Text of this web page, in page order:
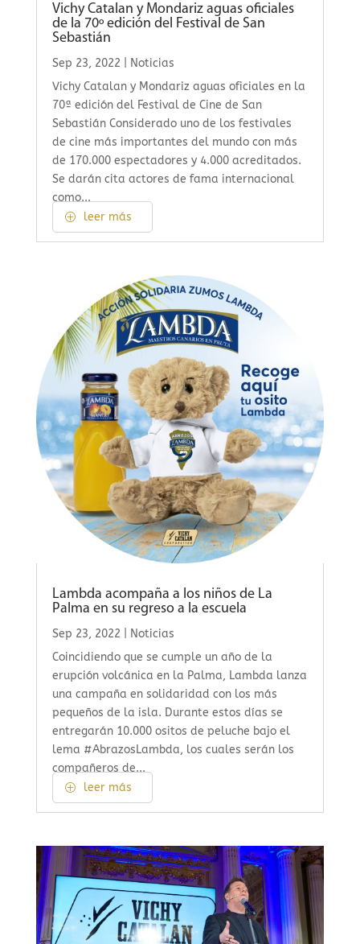
Vichy Catalan y Mondariz aguas oficiales
de la 70º edición del Festival de San
Sebastián
Sep 23, 2022
Noticias
Vichy Catalan y Mondariz aguas oficiales en la
70ª edición del Festival de Cine de San
Sebastián Considerado uno de los festivales
de cine más importantes del mundo con más
de 170.000 espectadores y 4.000 acreditados.
Se darán cita actores de fama internacional
como...
leer más
Lambda acompaña a los niños de La
Palma en su regreso a la escuela
Sep 23, 2022
Noticias
Coincidiendo que se cumple un año de la
erupción volcánica en la Palma, Lambda lanza
una campaña en solidaridad con los más
pequeños de la isla. Durante estos días se
entregarán 10.000 ositos de peluche bajo el
lema #AbrazosLambda, los cuales serán los
compañeros de...
leer más